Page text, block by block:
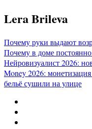
Перейти
к
Lera Brileva
Почему руки выдают
Почему в доме
Нейровизуалист 2026:
Money 2026:
бельё сушили на улице